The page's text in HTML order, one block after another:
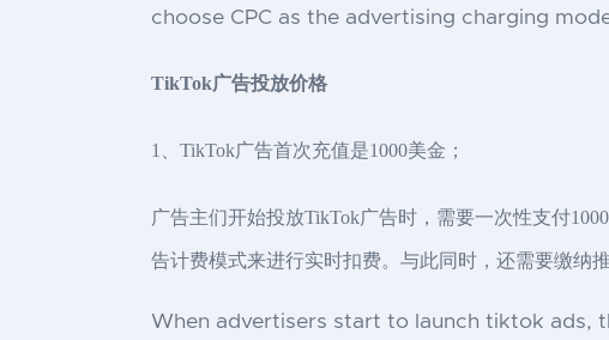
choose CPC as the advertising charging
TikTok广告投放价格
1、TikTok广告首次充值是1000美金；
广告主们开始投放TikTok广告时，需要一次性支付
告计费模式来进行实时扣费。与此同时，还需要缴纳推
When advertisers start to launch tiktok ads,